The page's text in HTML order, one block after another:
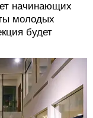
начинающих
молодых
будет